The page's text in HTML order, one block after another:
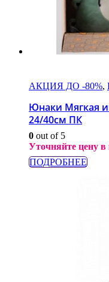
АКЦИЯ ДО -80%,
Юнаки Мягкая
24/40см ПК
0 out of 5
Уточняйте цену в
ПОДРОБНЕЕ